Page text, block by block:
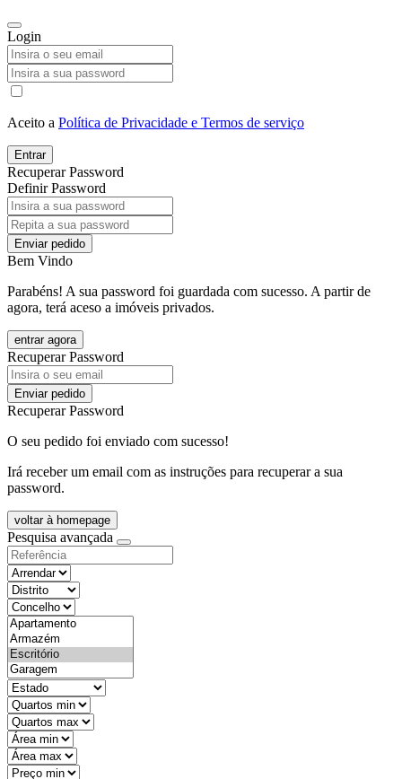
Login
Aceito a Política de Privacidade e Termos de serviço
Entrar
Recuperar Password
Definir Password
Enviar pedido
Bem Vindo
Parabéns! A sua password foi guardada com sucesso. A partir de
agora, terá aceso a imóveis privados.
entrar agora
Recuperar Password
Enviar pedido
Recuperar Password
O seu pedido foi enviado com sucesso!
Irá receber um email com as instruções para recuperar a sua
password.
voltar à homepage
Pesquisa avançada
objective
districtId
countyId
types
state
mintypo
maxtypo
minarea
maxarea
minprice